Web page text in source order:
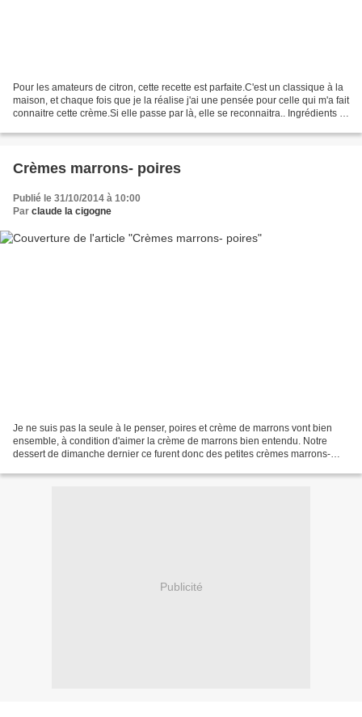
Pour les amateurs de citron, cette recette est parfaite.C'est un classique à la
maison, et chaque fois que je la réalise j'ai une pensée pour celle qui m'a fait
connaitre cette crème.Si elle passe par là, elle se reconnaitra.. Ingrédients ,
Crèmes marrons- poires
Publié le 31/10/2014 à 10:00
Par claude la cigogne
Je ne suis pas la seule à le penser, poires et crème de marrons vont bien
ensemble, à condition d'aimer la crème de marrons bien entendu. Notre
dessert de dimanche dernier ce furent donc des petites crèmes marrons-
Publicité